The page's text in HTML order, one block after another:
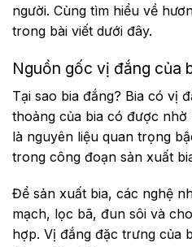
người. Cùng tìm hiểu về
trong bài viết dưới đây.
Nguồn gốc vị đắng của
Tại sao bia đắng? Bia có vị
thoảng của bia có được
là nguyên liệu quan trọng
trong công đoạn sản xuất
Để sản xuất bia, các nghệ
mạch, lọc bã, đun sôi và
hợp. Vị đắng đặc trưng của